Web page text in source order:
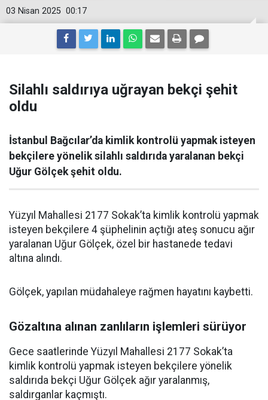
00:17
03 Nisan 2025
Silahlı saldırıya uğrayan bekçi şehit
oldu
İstanbul Bağcılar’da kimlik kontrolü yapmak isteyen
bekçilere yönelik silahlı saldırıda yaralanan bekçi
Uğur Gölçek şehit oldu.
Yüzyıl Mahallesi 2177 Sokak’ta kimlik kontrolü yapmak
isteyen bekçilere 4 şüphelinin açtığı ateş sonucu ağır
yaralanan Uğur Gölçek, özel bir hastanede tedavi
altına alındı.
Gölçek, yapılan müdahaleye rağmen hayatını kaybetti.
Gözaltına alınan zanlıların işlemleri sürüyor
Gece saatlerinde Yüzyıl Mahallesi 2177 Sokak’ta
kimlik kontrolü yapmak isteyen bekçilere yönelik
saldırıda bekçi Uğur Gölçek ağır yaralanmış,
saldırganlar kaçmıştı.